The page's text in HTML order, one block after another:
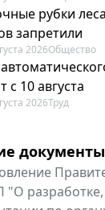
рубки
запретили
2026Общество
с 10 августа
2026Труд
"О